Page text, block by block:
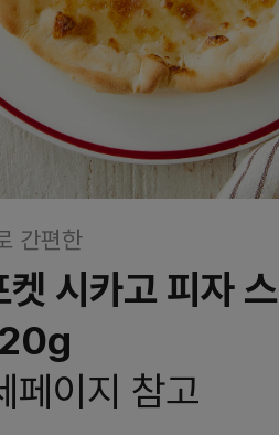
간편한
시카고 피자 스
페이지 참고